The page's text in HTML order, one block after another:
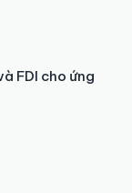
FDI cho ứng